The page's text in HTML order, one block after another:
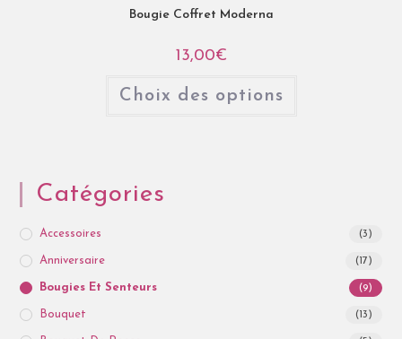
Bougie Coffret Moderna
13,00€
Choix des options
Catégories
Accessoires (3)
Anniversaire (17)
Bougies Et Senteurs (9)
Bouquet (13)